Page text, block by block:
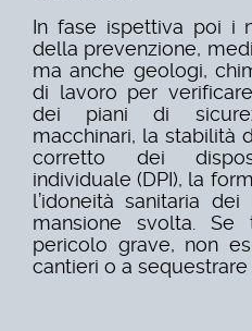
In fase ispettiva poi i
della prevenzione,
ma anche geologi,
di lavoro per
dei piani di
macchinari, la stabilità
corretto dei
individuale (DPI), la
l’idoneità sanitaria
mansione svolta. Se
pericolo grave, non
cantieri o a sequestrare